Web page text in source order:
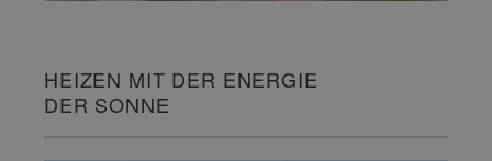
HEIZEN MIT DER ENERGIE
DER SONNE